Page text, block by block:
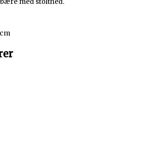
med stolthed.